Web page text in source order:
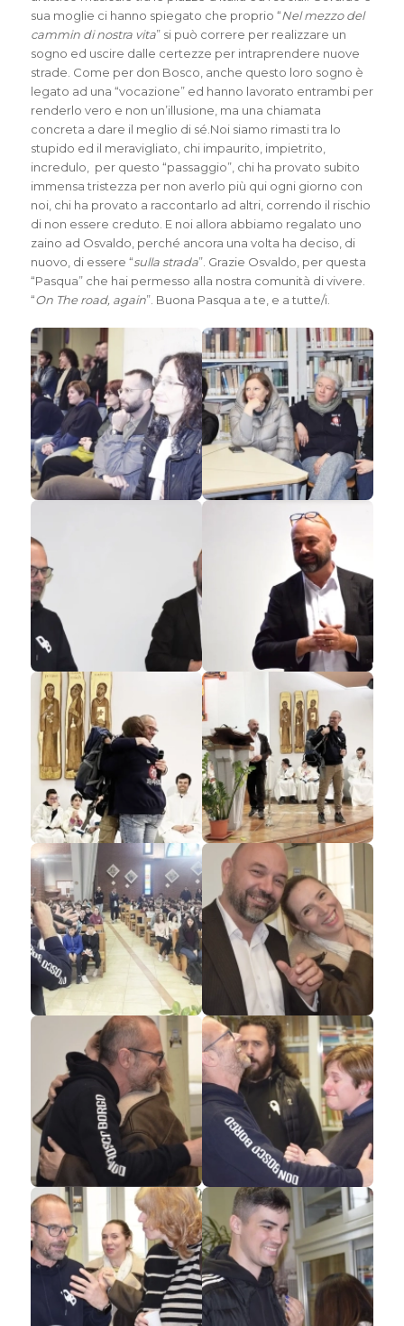
sua moglie ci hanno spiegato che proprio “Nel mezzo del
cammin di nostra vita” si può correre per realizzare un
sogno ed uscire dalle certezze per intraprendere nuove
strade. Come per don Bosco, anche questo loro sogno è
legato ad una “vocazione” ed hanno lavorato entrambi per
renderlo vero e non un’illusione, ma una chiamata
concreta a dare il meglio di sé.Noi siamo rimasti tra lo
stupido ed il meravigliato, chi impaurito, impietrito,
incredulo, per questo “passaggio”, chi ha provato subito
immensa tristezza per non averlo più qui ogni giorno con
noi, chi ha provato a raccontarlo ad altri, correndo il rischio
di non essere creduto. E noi allora abbiamo regalato uno
zaino ad Osvaldo, perché ancora una volta ha deciso, di
nuovo, di essere “sulla strada”. Grazie Osvaldo, per questa
“Pasqua” che hai permesso alla nostra comunità di vivere.
“On The road, again”. Buona Pasqua a te, e a tutte/i.